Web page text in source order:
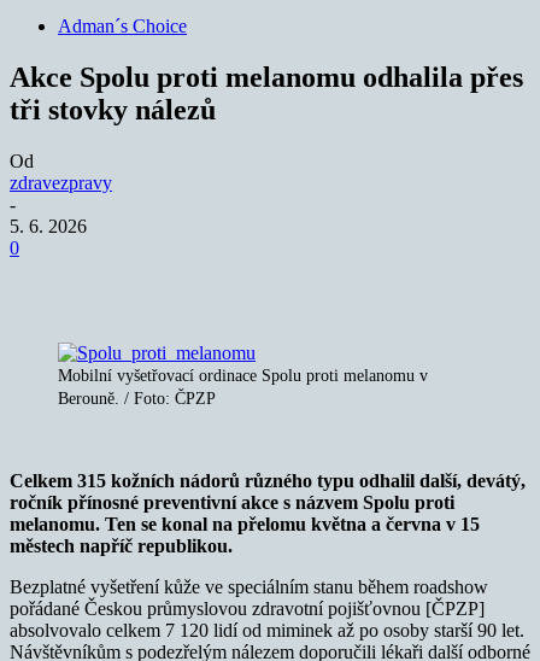
Adman´s Choice
Akce Spolu proti melanomu odhalila přes
tři stovky nálezů
Od
zdravezpravy
-
5. 6. 2026
0
Mobilní vyšetřovací ordinace Spolu proti melanomu v
Berouně. / Foto: ČPZP
Celkem 315 kožních nádorů různého typu odhalil další, devátý,
ročník přínosné preventivní akce s názvem Spolu proti
melanomu. Ten se konal na přelomu května a června v 15
městech napříč republikou.
Bezplatné vyšetření kůže ve speciálním stanu během roadshow
pořádané Českou průmyslovou zdravotní pojišťovnou [ČPZP]
absolvovalo celkem 7 120 lidí od miminek až po osoby starší 90 let.
Návštěvníkům s podezřelým nálezem doporučili lékaři další odborné